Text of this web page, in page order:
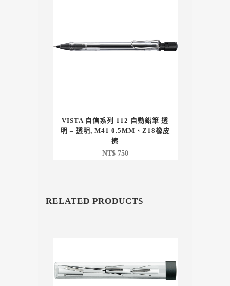
VISTA 自信系列 112 自動鉛筆 透
明 – 透明, M41 0.5MM、Z18橡皮
擦
NT$750
RELATED PRODUCTS